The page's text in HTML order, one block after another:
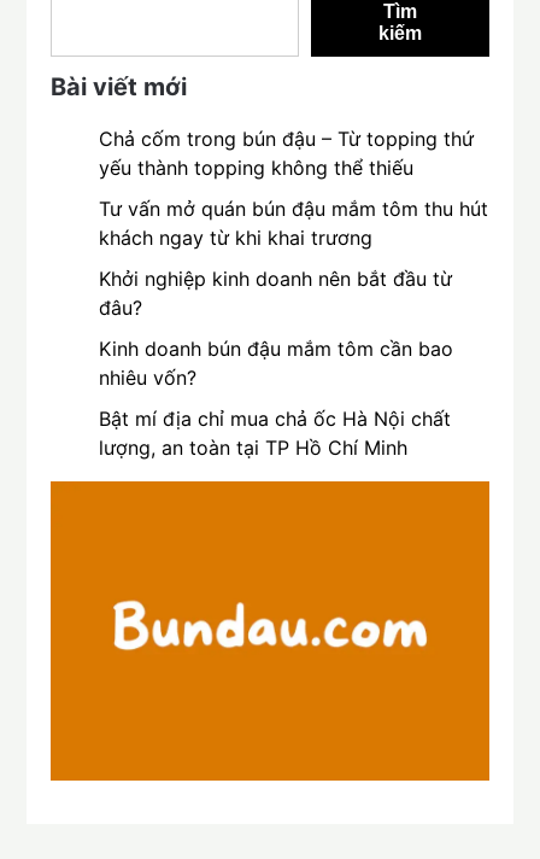
Tìm
kiếm
Bài viết mới
Chả cốm trong bún đậu – Từ topping thứ
yếu thành topping không thể thiếu
Tư vấn mở quán bún đậu mắm tôm thu hút
khách ngay từ khi khai trương
Khởi nghiệp kinh doanh nên bắt đầu từ
đâu?
Kinh doanh bún đậu mắm tôm cần bao
nhiêu vốn?
Bật mí địa chỉ mua chả ốc Hà Nội chất
lượng, an toàn tại TP Hồ Chí Minh